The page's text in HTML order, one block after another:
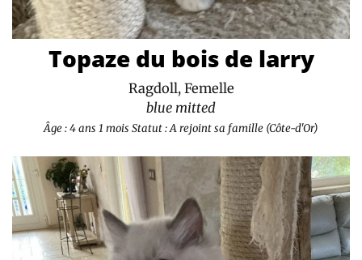
Topaze du bois de larry
Ragdoll, Femelle
blue mitted
Âge : 4 ans 1 mois Statut : A rejoint sa famille (Côte-d'Or)